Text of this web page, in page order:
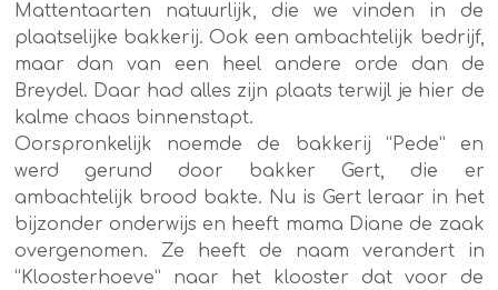
Mattentaarten natuurlijk, die we vinden in de
plaatselijke bakkerij. Ook een ambachtelijk bedrijf,
maar dan van een heel andere orde dan de
Breydel. Daar had alles zijn plaats terwijl je hier de
kalme chaos binnenstapt.
Oorspronkelijk noemde de bakkerij “Pede” en
werd gerund door bakker Gert, die er
ambachtelijk brood bakte. Nu is Gert leraar in het
bijzonder onderwijs en heeft mama Diane de zaak
overgenomen. Ze heeft de naam verandert in
“Kloosterhoeve” naar het klooster dat voor de